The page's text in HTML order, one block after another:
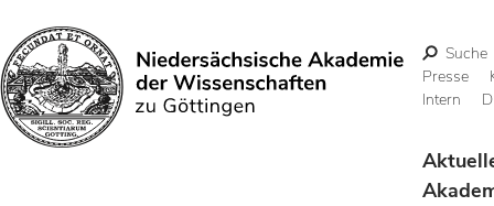
Suchen
Suche
Presse
Intern